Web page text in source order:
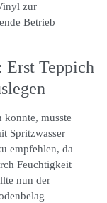
zur
Betrieb
Erst Teppich
musste
Spritzwasser
empfehlen, da
Feuchtigkeit
nun der